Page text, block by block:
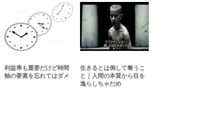
利益率も重要だけど時間
軸の要素を忘れてはダメ
生きるとは倒して奪うこ
と｜人間の本質から目を
逸らしちゃだめ